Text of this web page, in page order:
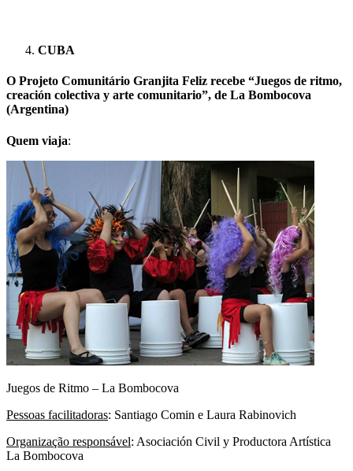
CUBA
O Projeto Comunitário Granjita Feliz recebe “Juegos de ritmo,
creación colectiva y arte comunitario”, de La Bombocova
(Argentina)
Quem viaja:
Juegos de Ritmo – La Bombocova
Pessoas facilitadoras: Santiago Comin e Laura Rabinovich
Organização responsável: Asociación Civil y Productora Artística
La Bombocova